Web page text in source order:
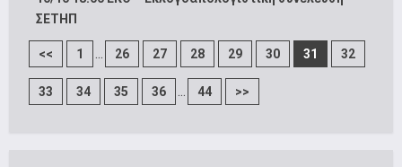
ΣΕΤΗΠ
<< 1 26 27 28 29 30 31 32
33 34 35 36 44 >>